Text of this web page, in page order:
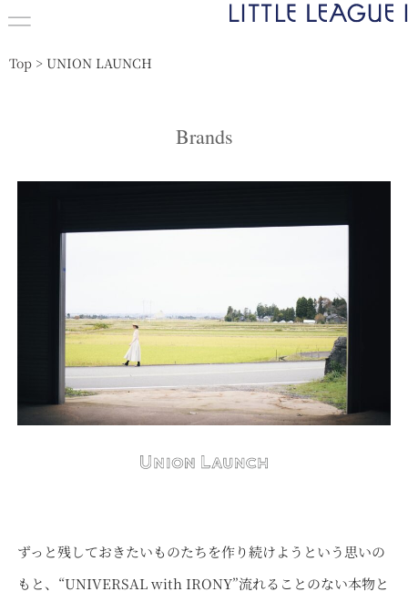
Top > UNION LAUNCH
Brands
ずっと残しておきたいものたちを作り続けようという思いの
もと、“UNIVERSAL with IRONY”流れることのない本物と